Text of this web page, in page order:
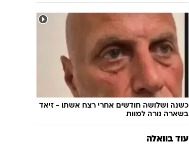
כשנה ושלושה חודשים אחרי רצח אשתו - זיאד
בשארה נורה למוות
עוד בוואלה